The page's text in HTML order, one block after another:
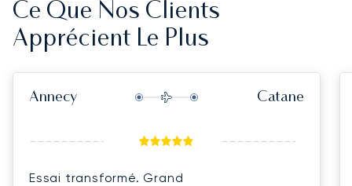
Ce Que Nos Clients
Apprécient Le Plus
Annecy Catane
Essai transformé. Grand